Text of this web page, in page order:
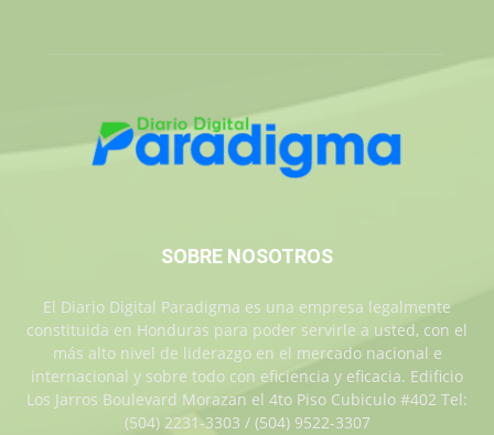
SOBRE NOSOTROS
El Diario Digital Paradigma es una empresa legalmente
constituida en Honduras para poder servirle a usted, con el
más alto nivel de liderazgo en el mercado nacional e
internacional y sobre todo con eficiencia y eficacia. Edificio
Los Jarros Boulevard Morazan el 4to Piso Cubiculo #402 Tel:
(504) 2231-3303 / (504) 9522-3307